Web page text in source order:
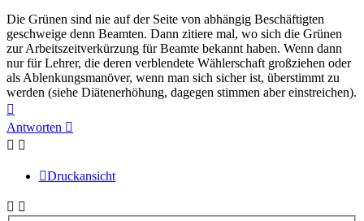
Die Grünen sind nie auf der Seite von abhängig Beschäftigten
geschweige denn Beamten. Dann zitiere mal, wo sich die Grünen
zur Arbeitszeitverkürzung für Beamte bekannt haben. Wenn dann
nur für Lehrer, die deren verblendete Wählerschaft großziehen oder
als Ablenkungsmanöver, wenn man sich sicher ist, überstimmt zu
werden (siehe Diätenerhöhung, dagegen stimmen aber einstreichen).
oben
Antworten
Druckansicht